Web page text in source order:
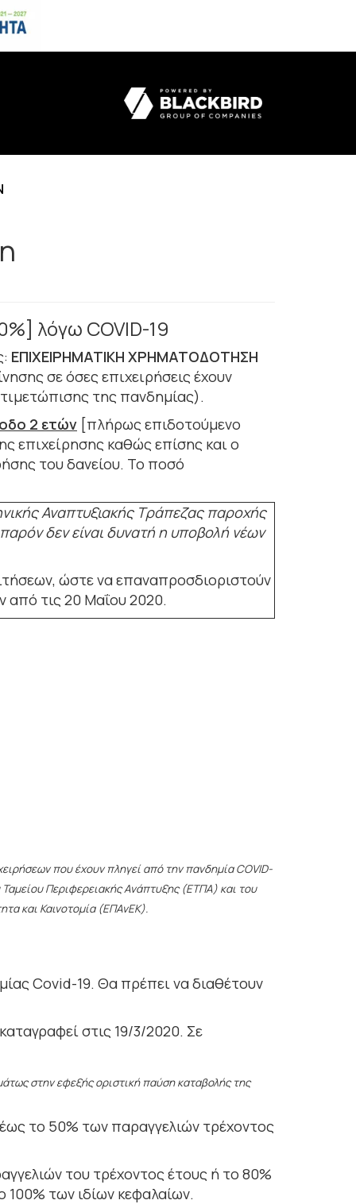
λόγω COVID-19
ΕΠΙΧΕΙΡΗΜΑΤΙΚΗ ΧΡΗΜΑΤΟΔΟΤΗΣΗ
σε όσες επιχειρήσεις έχουν
της πανδημίας).
2 ετών [πλήρως επιδοτούμενο
επιχείρησης καθώς επίσης και ο
του δανείου. Το ποσό
Αναπτυξιακής Τράπεζας παροχής
δεν είναι δυνατή η υποβολή νέων
ώστε να επαναπροσδιοριστούν
από τις 20 Μαΐου 2020.
που έχουν πληγεί από την πανδημία COVID-
Περιφερειακής Ανάπτυξης (ΕΤΠΑ) και του
και Καινοτομία (ΕΠΑνΕΚ).
Covid-19. Θα πρέπει να διαθέτουν
στις 19/3/2020. Σε
στην εφεξής οριστική παύση καταβολής της
το 50% των παραγγελιών τρέχοντος
του τρέχοντος έτους ή το 80%
100% των ιδίων κεφαλαίων.